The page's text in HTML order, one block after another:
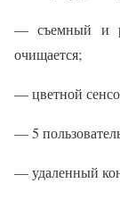
— съемный и
очищается;
— цветной
— 5
— удаленный